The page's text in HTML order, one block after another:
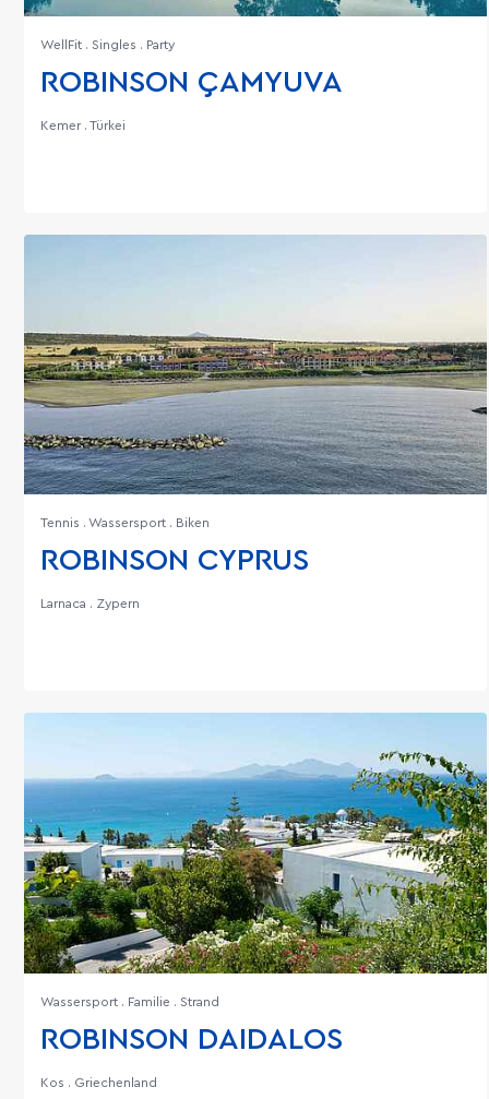
WellFit . Singles . Party
ROBINSON ÇAMYUVA
Kemer . Türkei
Tennis . Wassersport . Biken
ROBINSON CYPRUS
Larnaca . Zypern
Wassersport . Familie . Strand
ROBINSON DAIDALOS
Kos . Griechenland